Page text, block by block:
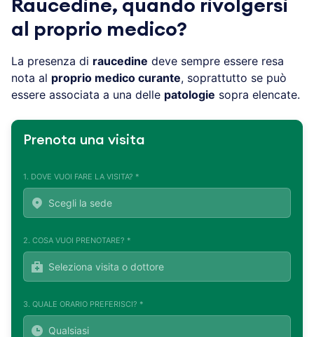
Raucedine, quando rivolgersi
al proprio medico?
La presenza di raucedine deve sempre essere resa
nota al proprio medico curante, soprattutto se può
essere associata a una delle patologie sopra elencate.
Prenota una visita
1. DOVE VUOI FARE LA VISITA? *
2. COSA VUOI PRENOTARE? *
3. QUALE ORARIO PREFERISCI? *